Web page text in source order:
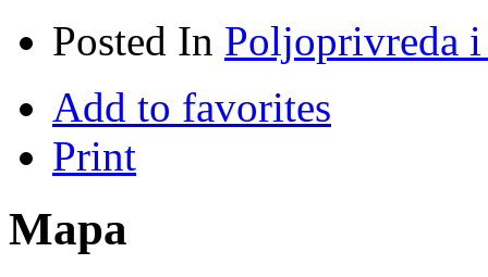
Posted In Poljoprivreda
Add to favorites
Print
Mapa